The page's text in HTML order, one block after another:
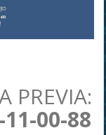
PREVIA:
00-88